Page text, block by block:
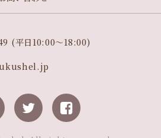
(平日10:00～18:00)